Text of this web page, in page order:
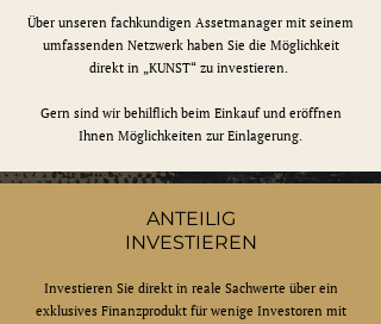
Über unseren fachkundigen Assetmanager mit seinem
umfassenden Netzwerk haben Sie die Möglichkeit
direkt in „KUNST“ zu investieren.
Gern sind wir behilflich beim Einkauf und eröffnen
Ihnen Möglichkeiten zur Einlagerung.
ANTEILIG
INVESTIEREN
Investieren Sie direkt in reale Sachwerte über ein
exklusives Finanzprodukt für wenige Investoren mit